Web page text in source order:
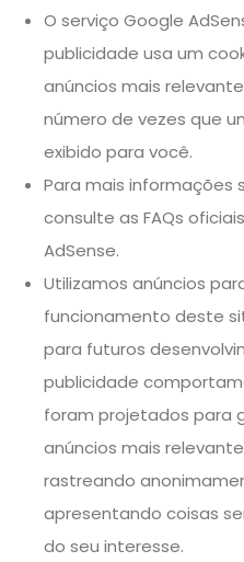
O serviço Google
publicidade usa um
anúncios mais
número de vezes que
exibido para você.
Para mais informações
consulte as FAQs
AdSense.
Utilizamos anúncios
funcionamento deste
para futuros
publicidade
foram projetados para
anúncios mais
rastreando
apresentando coisas
do seu interesse.